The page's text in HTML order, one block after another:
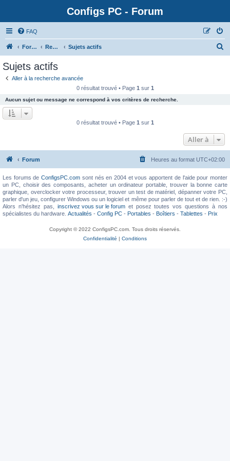
Configs PC - Forum
FAQ
Forum Rechercher Sujets actifs
Sujets actifs
Aller à la recherche avancée
0 résultat trouvé • Page 1 sur 1
Aucun sujet ou message ne correspond à vos critères de recherche.
0 résultat trouvé • Page 1 sur 1
Aller à
Forum Heures au format UTC+02:00
Les forums deConfigsPC.com sont nés en 2004 et vous apportent de l'aide pour monter
un PC, choisir des composants, acheter un ordinateur portable, trouver la bonne carte
graphique, overclocker votre processeur, trouver un test de matériel, dépanner votre PC,
parler d'un jeu, configurer Windows ou un logiciel et même pour parler de tout et de rien. :-)
Alors n'hésitez pas, inscrivez vous sur le forumet posez toutes vos questions à nos
spécialistes du hardware. Actualités - Config PC - Portables - Boîtiers - Tablettes - Prix
Copyright © 2022 ConfigsPC.com. Tous droits réservés.
Confidentialité | Conditions